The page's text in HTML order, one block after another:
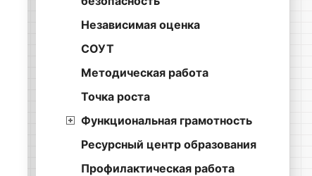
Независимая оценка
СОУТ
Методическая работа
Точка роста
Функциональная грамотность
Ресурсный центр образования
Профилактическая работа